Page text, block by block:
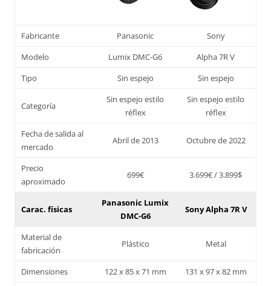
Fabricante Panasonic
Sony
Modelo
Lumix DMC-G6
Alpha 7R V
Tipo
Sin espejo Sin espejo
Categoría
Sin espejo estilo
réflex
Sin espejo estilo
réflex
Fecha de salida al
mercado
Abril de 2013 Octubre de 2022
Precio
aproximado
699€ 3.699€ / 3.899$
Carac. físicas
Panasonic Lumix
DMC-G6
Sony Alpha 7R V
Material de
fabricación
Plástico Metal
Dimensiones 122 x 85 x 71 mm
131 x 97 x 82 mm